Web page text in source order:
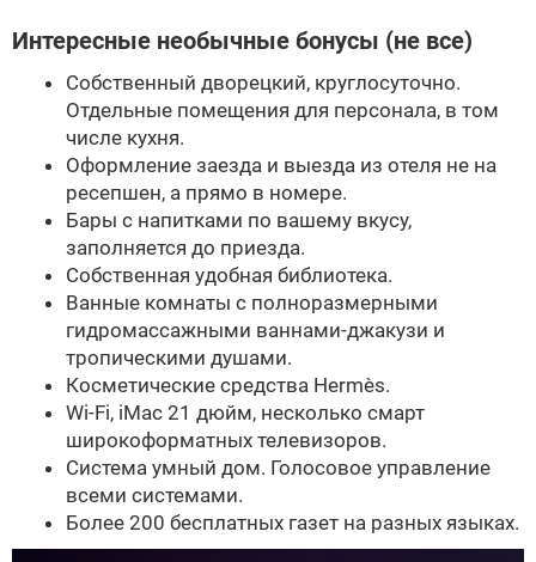
Интересные необычные бонусы (не все)
Собственный дворецкий, круглосуточно.
Отдельные помещения для персонала, в том
числе кухня.
Оформление заезда и выезда из отеля не на
ресепшен, а прямо в номере.
Бары с напитками по вашему вкусу,
заполняется до приезда.
Собственная удобная библиотека.
Ванные комнаты с полноразмерными
гидромассажными ваннами-джакузи и
тропическими душами.
Косметические средства Hermès.
Wi-Fi, iMac 21 дюйм, несколько смарт
широкоформатных телевизоров.
Система умный дом. Голосовое управление
всеми системами.
Более 200 бесплатных газет на разных языках.